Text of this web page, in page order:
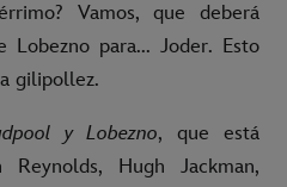
Vamos, que deberá
para... Joder. Esto
gilipollez.
y Lobezno, que está
Reynolds, Hugh Jackman,